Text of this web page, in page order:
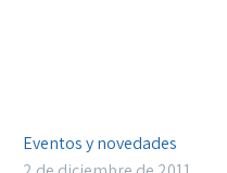
Eventos y novedades